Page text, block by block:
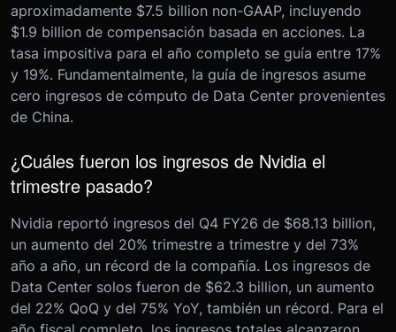
aproximadamente $7.5 billion non-GAAP, incluyendo
$1.9 billion de compensación basada en acciones. La
tasa impositiva para el año completo se guía entre 17%
y 19%. Fundamentalmente, la guía de ingresos asume
cero ingresos de cómputo de Data Center provenientes
de China.
¿Cuáles fueron los ingresos de Nvidia el
trimestre pasado?
Nvidia reportó ingresos del Q4 FY26 de $68.13 billion,
un aumento del 20% trimestre a trimestre y del 73%
año a año, un récord de la compañía. Los ingresos de
Data Center solos fueron de $62.3 billion, un aumento
del 22% QoQ y del 75% YoY, también un récord. Para el